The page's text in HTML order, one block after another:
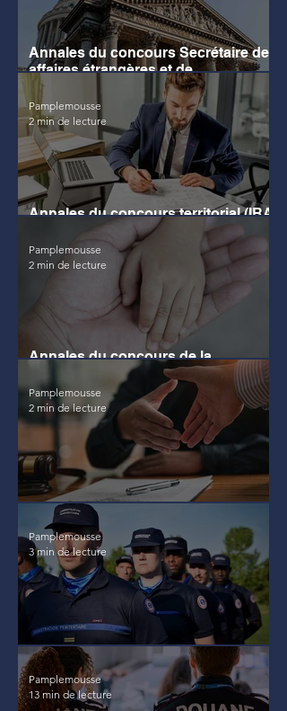
Annales du concours Secrétaire des
affaires étrangères et de
Responsable du contentieux
Annales du concours territorial (IRA
et Attaché territorial)
Pamplemousse
2 min de lecture
Annales du concours de la
protection de la jeunesse
Pamplemousse
2 min de lecture
Annales de la DGCCRF
Pamplemousse
2 min de lecture
Annales du concours pénitentiaire
Pamplemousse
3 min de lecture
Pamplemousse
13 min de lecture